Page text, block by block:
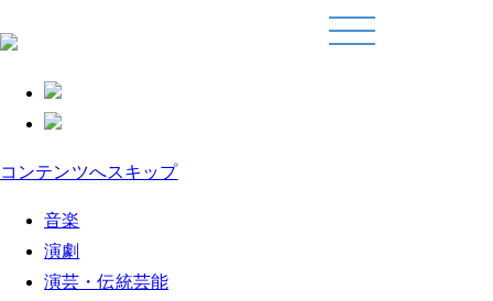
コンテンツへスキップ
音楽
演劇
演芸・伝統芸能